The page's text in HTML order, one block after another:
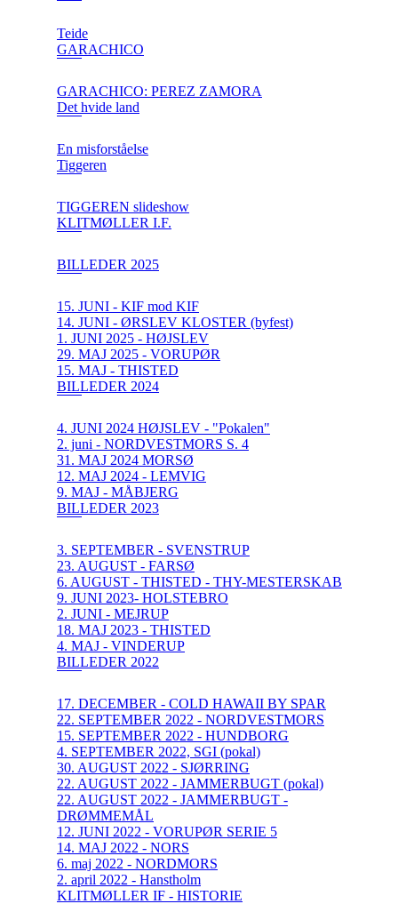
Teide
GARACHICO
GARACHICO: PEREZ ZAMORA
Det hvide land
En misforståelse
Tiggeren
TIGGEREN slideshow
KLITMØLLER I.F.
BILLEDER 2025
15. JUNI - KIF mod KIF
14. JUNI - ØRSLEV KLOSTER (byfest)
1. JUNI 2025 - HØJSLEV
29. MAJ 2025 - VORUPØR
15. MAJ - THISTED
BILLEDER 2024
4. JUNI 2024 HØJSLEV - "Pokalen"
2. juni - NORDVESTMORS S. 4
31. MAJ 2024 MORSØ
12. MAJ 2024 - LEMVIG
9. MAJ - MÅBJERG
BILLEDER 2023
3. SEPTEMBER - SVENSTRUP
23. AUGUST - FARSØ
6. AUGUST - THISTED - THY-MESTERSKAB
9. JUNI 2023- HOLSTEBRO
2. JUNI - MEJRUP
18. MAJ 2023 - THISTED
4. MAJ - VINDERUP
BILLEDER 2022
17. DECEMBER - COLD HAWAII BY SPAR
22. SEPTEMBER 2022 - NORDVESTMORS
15. SEPTEMBER 2022 - HUNDBORG
4. SEPTEMBER 2022, SGI (pokal)
30. AUGUST 2022 - SJØRRING
22. AUGUST 2022 - JAMMERBUGT (pokal)
22. AUGUST 2022 - JAMMERBUGT -
DRØMMEMÅL
12. JUNI 2022 - VORUPØR SERIE 5
14. MAJ 2022 - NORS
6. maj 2022 - NORDMORS
2. april 2022 - Hanstholm
KLITMØLLER IF - HISTORIE